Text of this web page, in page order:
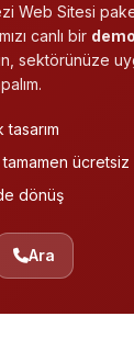
Web Sitesi
canlı bir demo
sektörünüze
tamamen ücretsiz
dönüş
Ara